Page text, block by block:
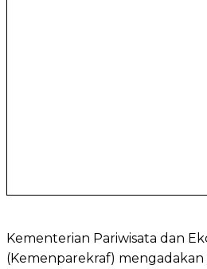
Kementerian Pariwisata dan
(Kemenparekraf) mengadakan